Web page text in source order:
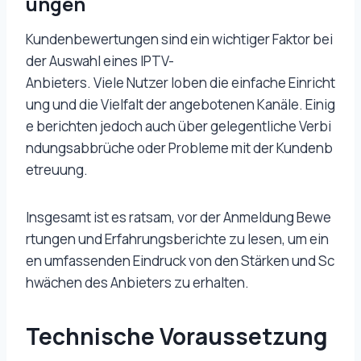
Kundenbewertungen sind ein wichtiger Faktor bei
der Auswahl eines IPTV-
Anbieters. Viele Nutzer loben die einfache Einricht
ung und die Vielfalt der angebotenen Kanäle. Einig
e berichten jedoch auch über gelegentliche Verbi
ndungsabbrüche oder Probleme mit der Kundenb
etreuung.
Insgesamt ist es ratsam, vor der Anmeldung Bewe
rtungen und Erfahrungsberichte zu lesen, um ein
en umfassenden Eindruck von den Stärken und Sc
hwächen des Anbieters zu erhalten.
Technische Voraussetzung